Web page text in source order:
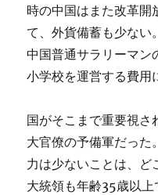
時の中国はまた改革開
て、外貨備蓄も少ない
中国普通サラリーマン
小学校を運営する費用
国がそこまで重要視さ
大官僚の予備軍だった
力は少ないことは、ど
大統領も年齢35歳以